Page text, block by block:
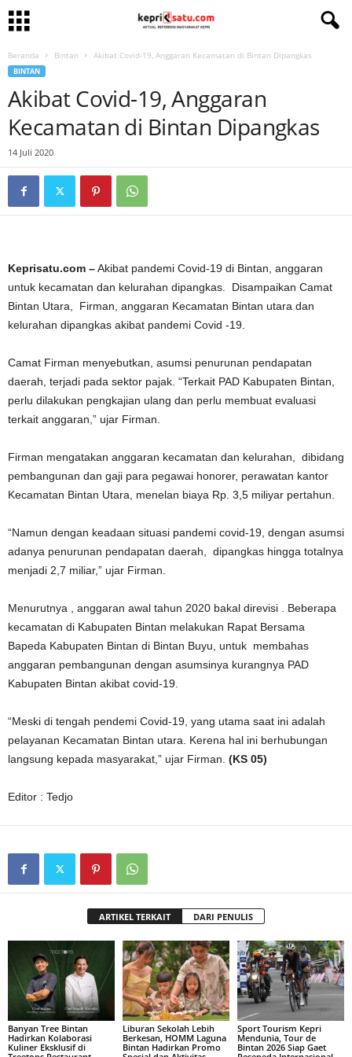
Beranda Bintan Akibat Covid-19, Anggaran Kecamatan di Bintan Dipangkas
BINTAN
Akibat Covid-19, Anggaran
Kecamatan di Bintan Dipangkas
14 Juli 2020
Keprisatu.com –Akibat pandemi Covid-19 di Bintan, anggaran
untuk kecamatan dan kelurahan dipangkas.
Disampaikan Camat
Bintan Utara,
Firman, anggaran Kecamatan Bintan utara dan
kelurahan dipangkas akibat pandemi Covid -19.
Camat Firman menyebutkan, asumsi penurunan pendapatan
daerah, terjadi pada sektor pajak. “Terkait PAD Kabupaten Bintan,
perlu dilakukan pengkajian ulang dan perlu membuat evaluasi
terkait anggaran,” ujar Firman.
Firman mengatakan anggaran kecamatan dan kelurahan,
dibidang
pembangunan dan gaji para pegawai honorer, perawatan kantor
Kecamatan Bintan Utara, menelan biaya Rp. 3,5 miliyar pertahun.
“Namun dengan keadaan situasi pandemi covid-19, dengan asumsi
adanya penurunan pendapatan daerah,
dipangkas hingga totalnya
menjadi 2,7 miliar,” ujar Firman.
Menurutnya , anggaran awal tahun 2020 bakal direvisi . Beberapa
kecamatan di Kabupaten Bintan melakukan Rapat Bersama
Bapeda Kabupaten Bintan di Bintan Buyu, untuk membahas
anggaran pembangunan dengan asumsinya kurangnya PAD
Kabupaten Bintan akibat covid-19.
“Meski di tengah pendemi Covid-19, yang utama saat ini adalah
pelayanan Kecamatan Bintan utara. Kerena hal ini berhubungan
langsung kepada masyarakat,” ujar Firman. (KS 05)
Editor : Tedjo
ARTIKEL TERKAIT DARI PENULIS
Banyan Tree Bintan
Hadirkan Kolaborasi
Kuliner Eksklusif di
Liburan Sekolah Lebih
Berkesan, HOMM Laguna
Bintan Hadirkan Promo
Sport Tourism Kepri
Mendunia, Tour de
Bintan 2026 Siap Gaet